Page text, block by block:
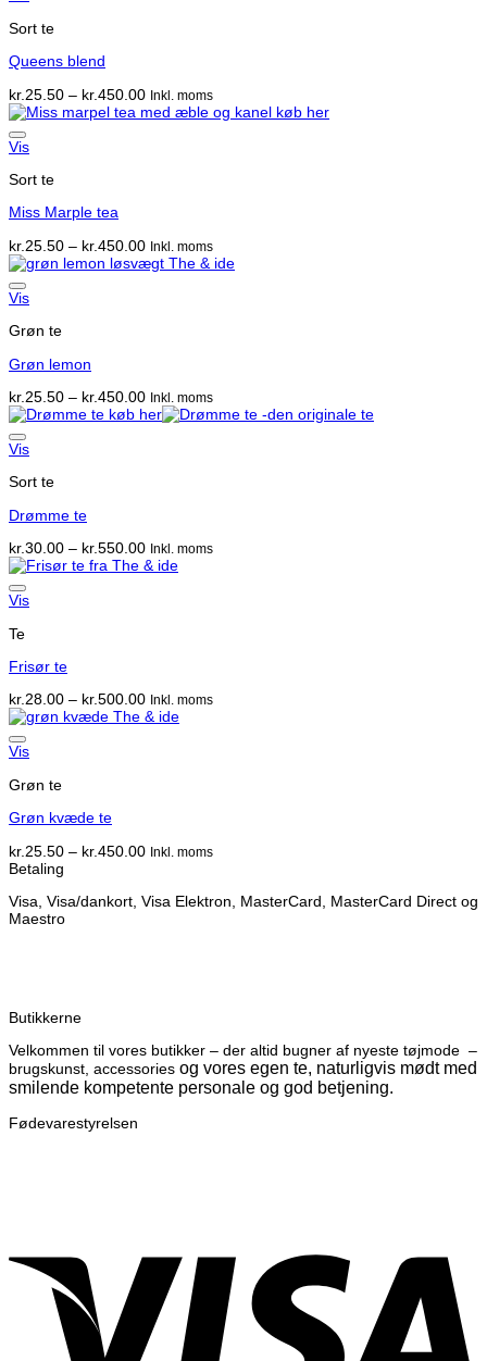
Sort te
Queens blend
kr. 25.50 – kr.450.00Prisinterval:
kr.25.50
Inkl. moms
Vis
Sort te
Miss Marple tea
kr. 25.50 – kr.450.00Prisinterval:
kr.25.50
Inkl. moms
Vis
Grøn te
Grøn lemon
kr. 25.50 – kr.450.00Prisinterval:
kr.25.50
Inkl. moms
Vis
Sort te
Drømme te
kr.30.00 – kr.550.00Prisinterval:
kr.30.00
Inkl. moms
Vis
Te
Frisør te
kr.28.00 – kr.500.00Prisinterval:
kr.28.00
Inkl. moms
Vis
Grøn te
Grøn kvæde te
kr. 25.50 – kr.450.00Prisinterval:
kr.450.00
Inkl. moms
Betaling
Visa, Visa/dankort, Visa Elektron, MasterCard, MasterCard Direct og
Maestro
Butikkerne
Velkommen til vores butikker – der altid bugner af nyeste tøjmode –
brugskunst, accessories og vores egen te, naturligvis mødt med
smilende kompetente personale og god betjening.
Fødevarestyrelsen